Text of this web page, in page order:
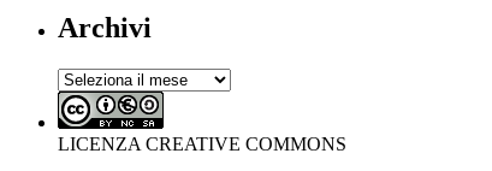
Archivi
Archivi
LICENZA CREATIVE COMMONS